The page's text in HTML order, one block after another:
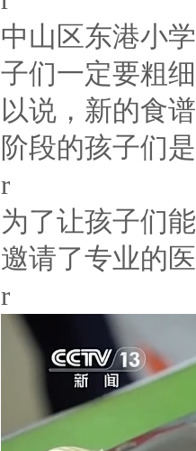
中山区东港小
子们一定要粗
以说，新的食
阶段的孩子们
r
为了让孩子们
邀请了专业的
r